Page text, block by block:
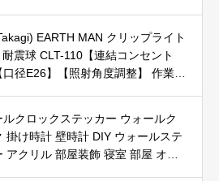
EARTH MAN クリップライト
震球 CLT-110【連結コンセント
径E26】【照射角度調整】 作業灯
ルクロックステッカー ウォールク
掛け時計 壁時計 DIY ウォールステ
アクリル 部屋装飾 寝室 部屋 オフ